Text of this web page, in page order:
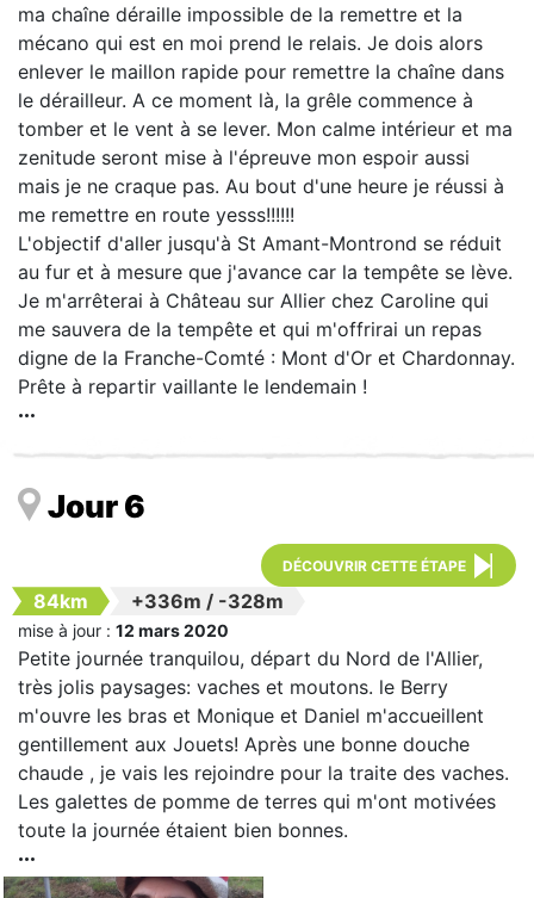
ma chaîne déraille impossible de la remettre et la
mécano qui est en moi prend le relais. Je dois alors
enlever le maillon rapide pour remettre la chaîne dans
le dérailleur. A ce moment là, la grêle commence à
tomber et le vent à se lever. Mon calme intérieur et ma
zenitude seront mise à l'épreuve mon espoir aussi
mais je ne craque pas. Au bout d'une heure je réussi à
me remettre en route yesss!!!!!!
L'objectif d'aller jusqu'à St Amant-Montrond se réduit
au fur et à mesure que j'avance car la tempête se lève.
Je m'arrêterai à Château sur Allier chez Caroline qui
me sauvera de la tempête et qui m'offrirai un repas
digne de la Franche-Comté : Mont d'Or et Chardonnay.
Prête à repartir vaillante le lendemain !
Jour 6
DÉCOUVRIR CETTE ÉTAPE
84km +336m / -328m
mise à jour : 12 mars 2020
Petite journée tranquilou, départ du Nord de l'Allier,
très jolis paysages: vaches et moutons. le Berry
m'ouvre les bras et Monique et Daniel m'accueillent
gentillement aux Jouets! Après une bonne douche
chaude , je vais les rejoindre pour la traite des vaches.
Les galettes de pomme de terres qui m'ont motivées
toute la journée étaient bien bonnes.